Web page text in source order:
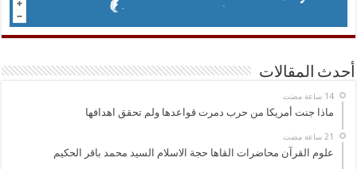
أحدث المقالات
‏14 ساعة مضت
ماذا جنت أمريكا من حرب دمرت قواعدها ولم تحقق اهدافها
علوم القرآن محاضرات القاها حجة الاسلام السيد محمد باقر الحكيم